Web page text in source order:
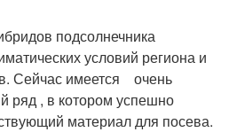
подсолнечника
условий региона и
Сейчас имеется очень
ряд , в котором успешно
материал для посева.